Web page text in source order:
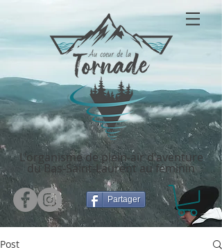
L'organisme de plein-air d'aventure
du Bas-Saint-Laurent au féminin
Partager
Post